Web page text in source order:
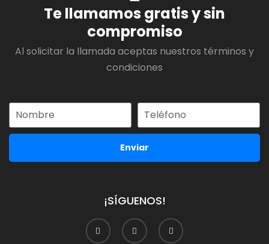
Te llamamos gratis y sin
compromiso
Al solicitar la llamada aceptas nuestros términos y
condiciones
Enviar
¡SÍGUENOS!